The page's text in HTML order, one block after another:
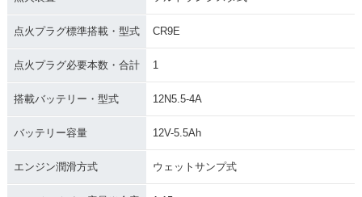
点火プラグ標準搭載・型式 CR9E
点火プラグ必要本数・合計 1
搭載バッテリー・型式 12N5.5-4A
バッテリー容量 12V-5.5Ah
エンジン潤滑方式 ウェットサンプ式